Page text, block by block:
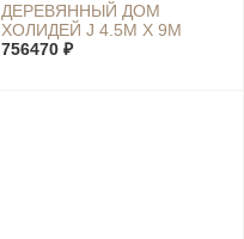
ДЕРЕВЯННЫЙ ДОМ
ХОЛИДЕЙ J 4.5М Х 9М
756470 ₽